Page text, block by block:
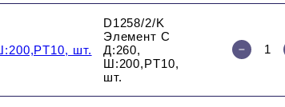
D1258/2/K
Элемент C
Д:260,
Ш:200,PT10,
шт.